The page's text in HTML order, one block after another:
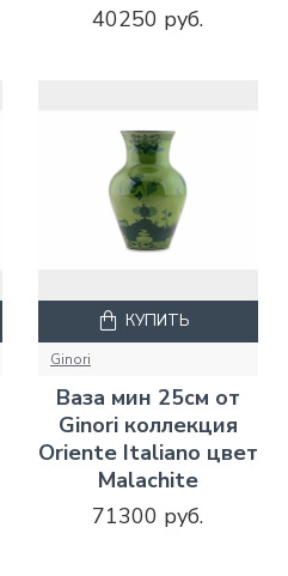
40250 руб.
Ginori
Ваза мин 25см от
Ginori коллекция
Oriente Italiano цвет
Malachite
71300 руб.
КУПИТЬ